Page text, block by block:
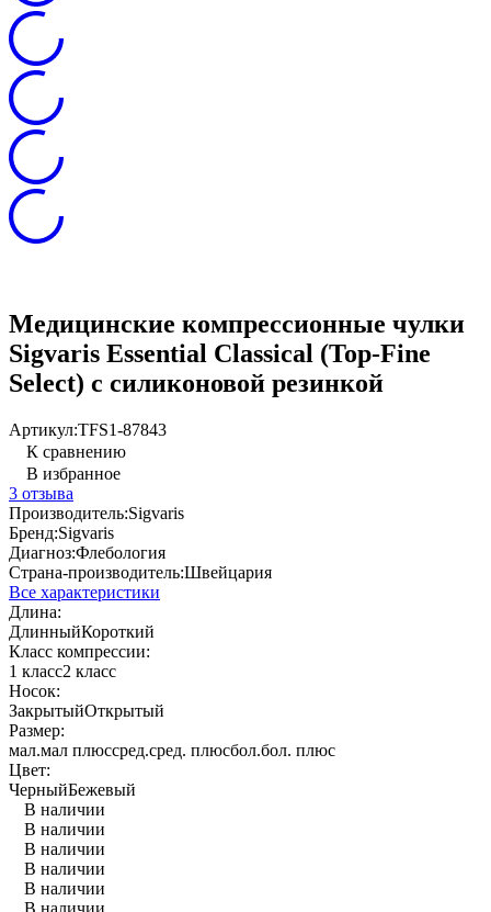
Медицинские компрессионные чулки
Sigvaris Essential Classical (Top-Fine
Select) с силиконовой резинкой
Артикул:TFS1-87843
К сравнению
В избранное
3 отзыва
Производитель:Sigvaris
Бренд:Sigvaris
Диагноз:Флебология
Страна-производитель:Швейцария
Все характеристики
Длина:
ДлинныйКороткий
Класс компрессии:
1 класс2 класс
Носок:
ЗакрытыйОткрытый
Размер:
мал.мал плюссред.сред. плюсбол.бол. плюс
Цвет:
ЧерныйБежевый
В наличии
В наличии
В наличии
В наличии
В наличии
В наличии